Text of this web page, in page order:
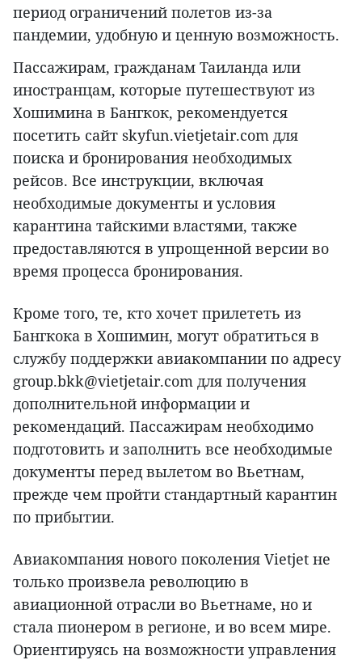
период ограничений полетов из-за
пандемии, удобную и ценную возможность.
Пассажирам, гражданам Таиланда или
иностранцам, которые путешествуют из
Хошимина в Бангкок, рекомендуется
посетить сайт skyfun.vietjetair.com для
поиска и бронирования необходимых
рейсов. Все инструкции, включая
необходимые документы и условия
карантина тайскими властями, также
предоставляются в упрощенной версии во
время процесса бронирования.
Кроме того, те, кто хочет прилететь из
Бангкока в Хошимин, могут обратиться в
службу поддержки авиакомпании по адресу
group.bkk@vietjetair.com для получения
дополнительной информации и
рекомендаций. Пассажирам необходимо
подготовить и заполнить все необходимые
документы перед вылетом во Вьетнам,
прежде чем пройти стандартный карантин
по прибытии.
Авиакомпания нового поколения Vietjet не
только произвела революцию в
авиационной отрасли во Вьетнаме, но и
стала пионером в регионе, и во всем мире.
Ориентируясь на возможности управления